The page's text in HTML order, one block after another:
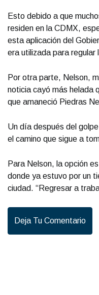
Esto debido a que
residen en la CDMX,
esta aplicación del
era utilizada para
Por otra parte, Nelson,
noticia cayó más helada
que amaneció Piedras
Un día después del
el camino que sigue a
Para Nelson, la opción
donde ya estuvo por un
ciudad. “Regresar a
Deja Tu Comentario